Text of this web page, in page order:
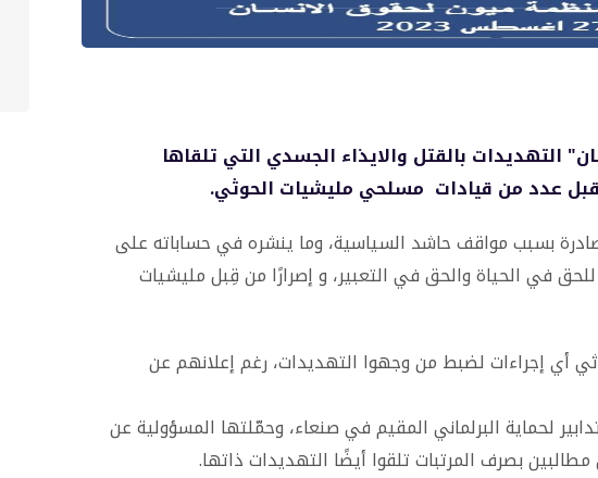
التهديدات بالقتل والايذاء الجسدي التي تلقاها
عدد من قيادات مسلحي مليشيات الحوثي.
بسبب مواقف حاشد السياسية، وما ينشره في حساباته على
في الحياة والحق في التعبير، و إصرارًا من قِبل مليشيات
أي إجراءات لضبط من وجهوا التهديدات، رغم إعلانهم عن
لحماية البرلماني المقيم في صنعاء، وحمّلتها المسؤولية عن
بصرف المرتبات تلقوا أيضًا التهديدات ذاتها.